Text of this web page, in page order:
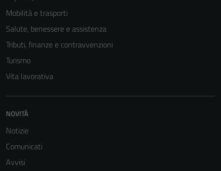
Mobilità e trasporti
Salute, benessere e assistenza
Tributi, finanze e contravvenzioni
Turismo
Vita lavorativa
NOVITÀ
Notizie
Comunicati
Avvisi